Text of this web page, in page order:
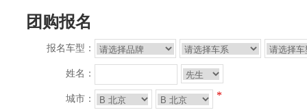
团购报名
报名车型：
姓名：
城市： *